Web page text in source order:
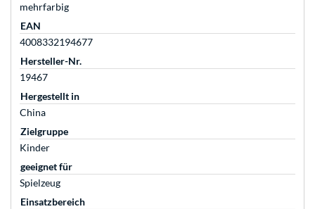
mehrfarbig
EAN
4008332194677
Hersteller-Nr.
19467
Hergestellt in
China
Zielgruppe
Kinder
geeignet für
Spielzeug
Einsatzbereich